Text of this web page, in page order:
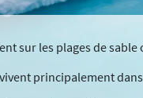
sur les plages de
principalement